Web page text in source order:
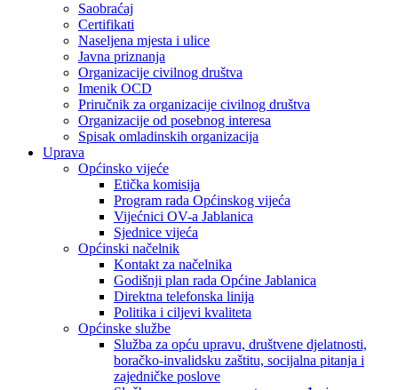
Saobraćaj
Certifikati
Naseljena mjesta i ulice
Javna priznanja
Organizacije civilnog društva
Imenik OCD
Priručnik za organizacije civilnog društva
Organizacije od posebnog interesa
Spisak omladinskih organizacija
Uprava
Općinsko vijeće
Etička komisija
Program rada Općinskog vijeća
Vijećnici OV-a Jablanica
Sjednice vijeća
Općinski načelnik
Kontakt za načelnika
Godišnji plan rada Općine Jablanica
Direktna telefonska linija
Politika i ciljevi kvaliteta
Općinske službe
Služba za opću upravu, društvene djelatnosti,
boračko-invalidsku zaštitu, socijalna pitanja i
zajedničke poslove